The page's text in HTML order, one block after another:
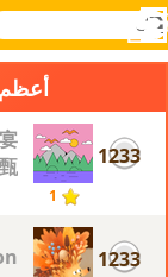
Novel
بحث
تسجيل
القائمة
أعظم
1233
1
甄
1233